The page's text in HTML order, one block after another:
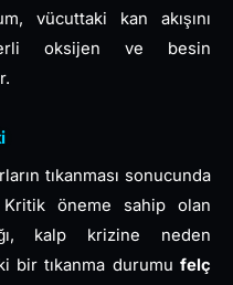
vücuttaki kan akışını
oksijen ve besin
tıkanması sonucunda
öneme sahip olan
kalp krizine neden
bir tıkanma durumu felç